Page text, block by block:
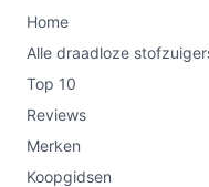
Home
Alle draadloze
Top 10
Reviews
Merken
Koopgidsen